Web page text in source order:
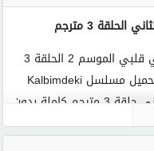
3 مترجم
مشاهدة وتحميل مسلسل البحر الذي في قلبي الموسم 2 الحلقة 3
قصة عشق بجودة عالية HD مشاهدة وتحميل مسلسل Kalbimdeki
Deniz البحر الذي في قلبي الموسم الثاني حلقة 3 مترجم كاملة بدون
فيديو.